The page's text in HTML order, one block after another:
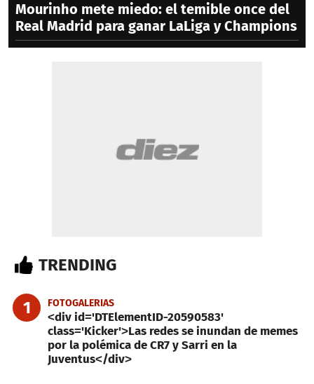
Mourinho mete miedo: el temible once del
Real Madrid para ganar LaLiga y Champions
TRENDING
1 FOTOGALERIAS
<div id='DTElementID-20590583'
class='Kicker'>Las redes se inundan de memes
por la polémica de CR7 y Sarri en la
Juventus</div>